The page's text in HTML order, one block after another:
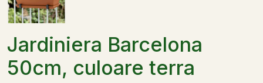
Jardiniera Barcelona
50cm, culoare terra